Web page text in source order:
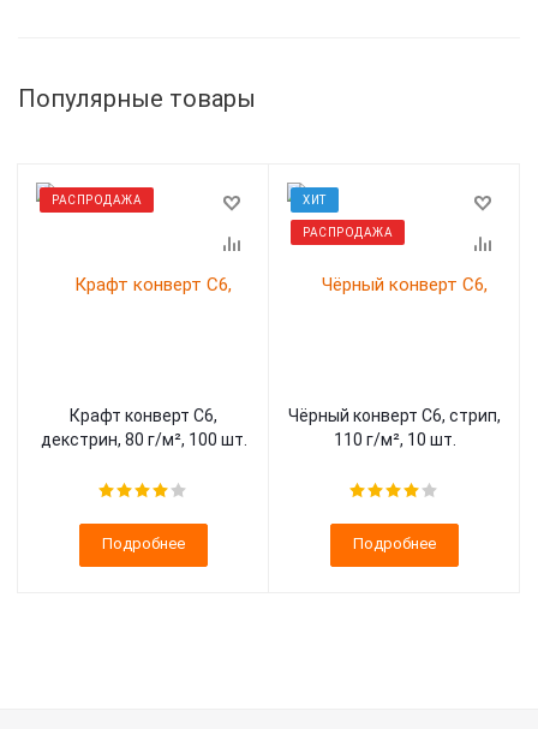
Популярные товары
РАСПРОДАЖА
Крафт конверт С6,
декстрин, 80 г/м², 100 шт.
Подробнее
ХИТ
РАСПРОДАЖА
Чёрный конверт С6, стрип,
110 г/м², 10 шт.
Подробнее